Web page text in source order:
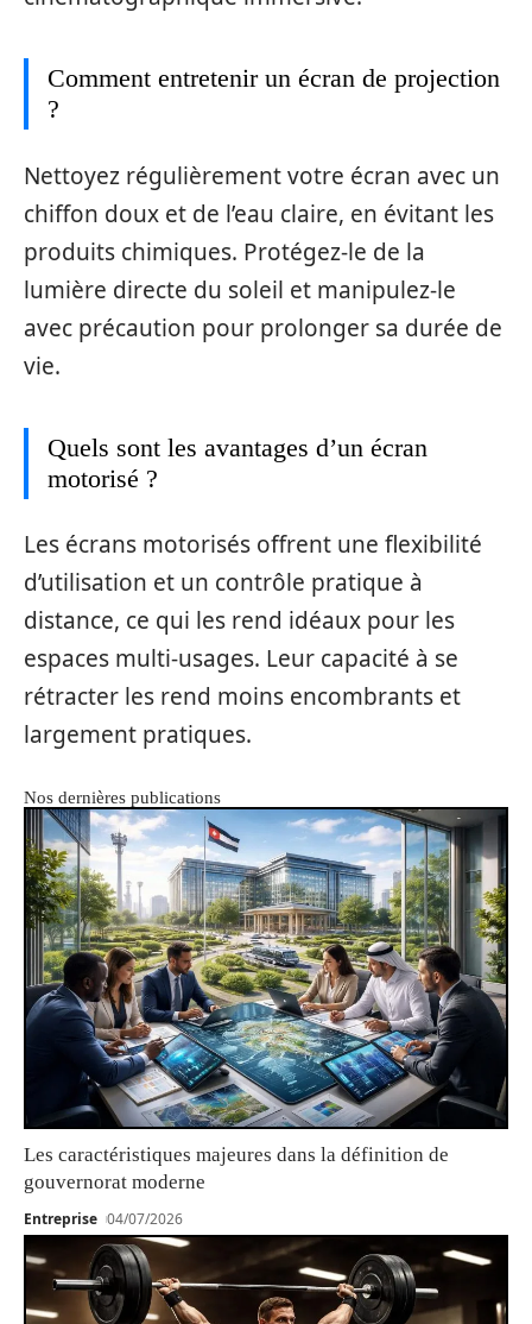
Comment entretenir un écran de projection
?
Nettoyez régulièrement votre écran avec un
chiffon doux et de l’eau claire, en évitant les
produits chimiques. Protégez-le de la
lumière directe du soleil et manipulez-le
avec précaution pour prolonger sa durée de
vie.
Quels sont les avantages d’un écran
motorisé ?
Les écrans motorisés offrent une flexibilité
d’utilisation et un contrôle pratique à
distance, ce qui les rend idéaux pour les
espaces multi-usages. Leur capacité à se
rétracter les rend moins encombrants et
largement pratiques.
Nos dernières publications
Les caractéristiques majeures dans la définition de
gouvernorat moderne
Entreprise 04/07/2026